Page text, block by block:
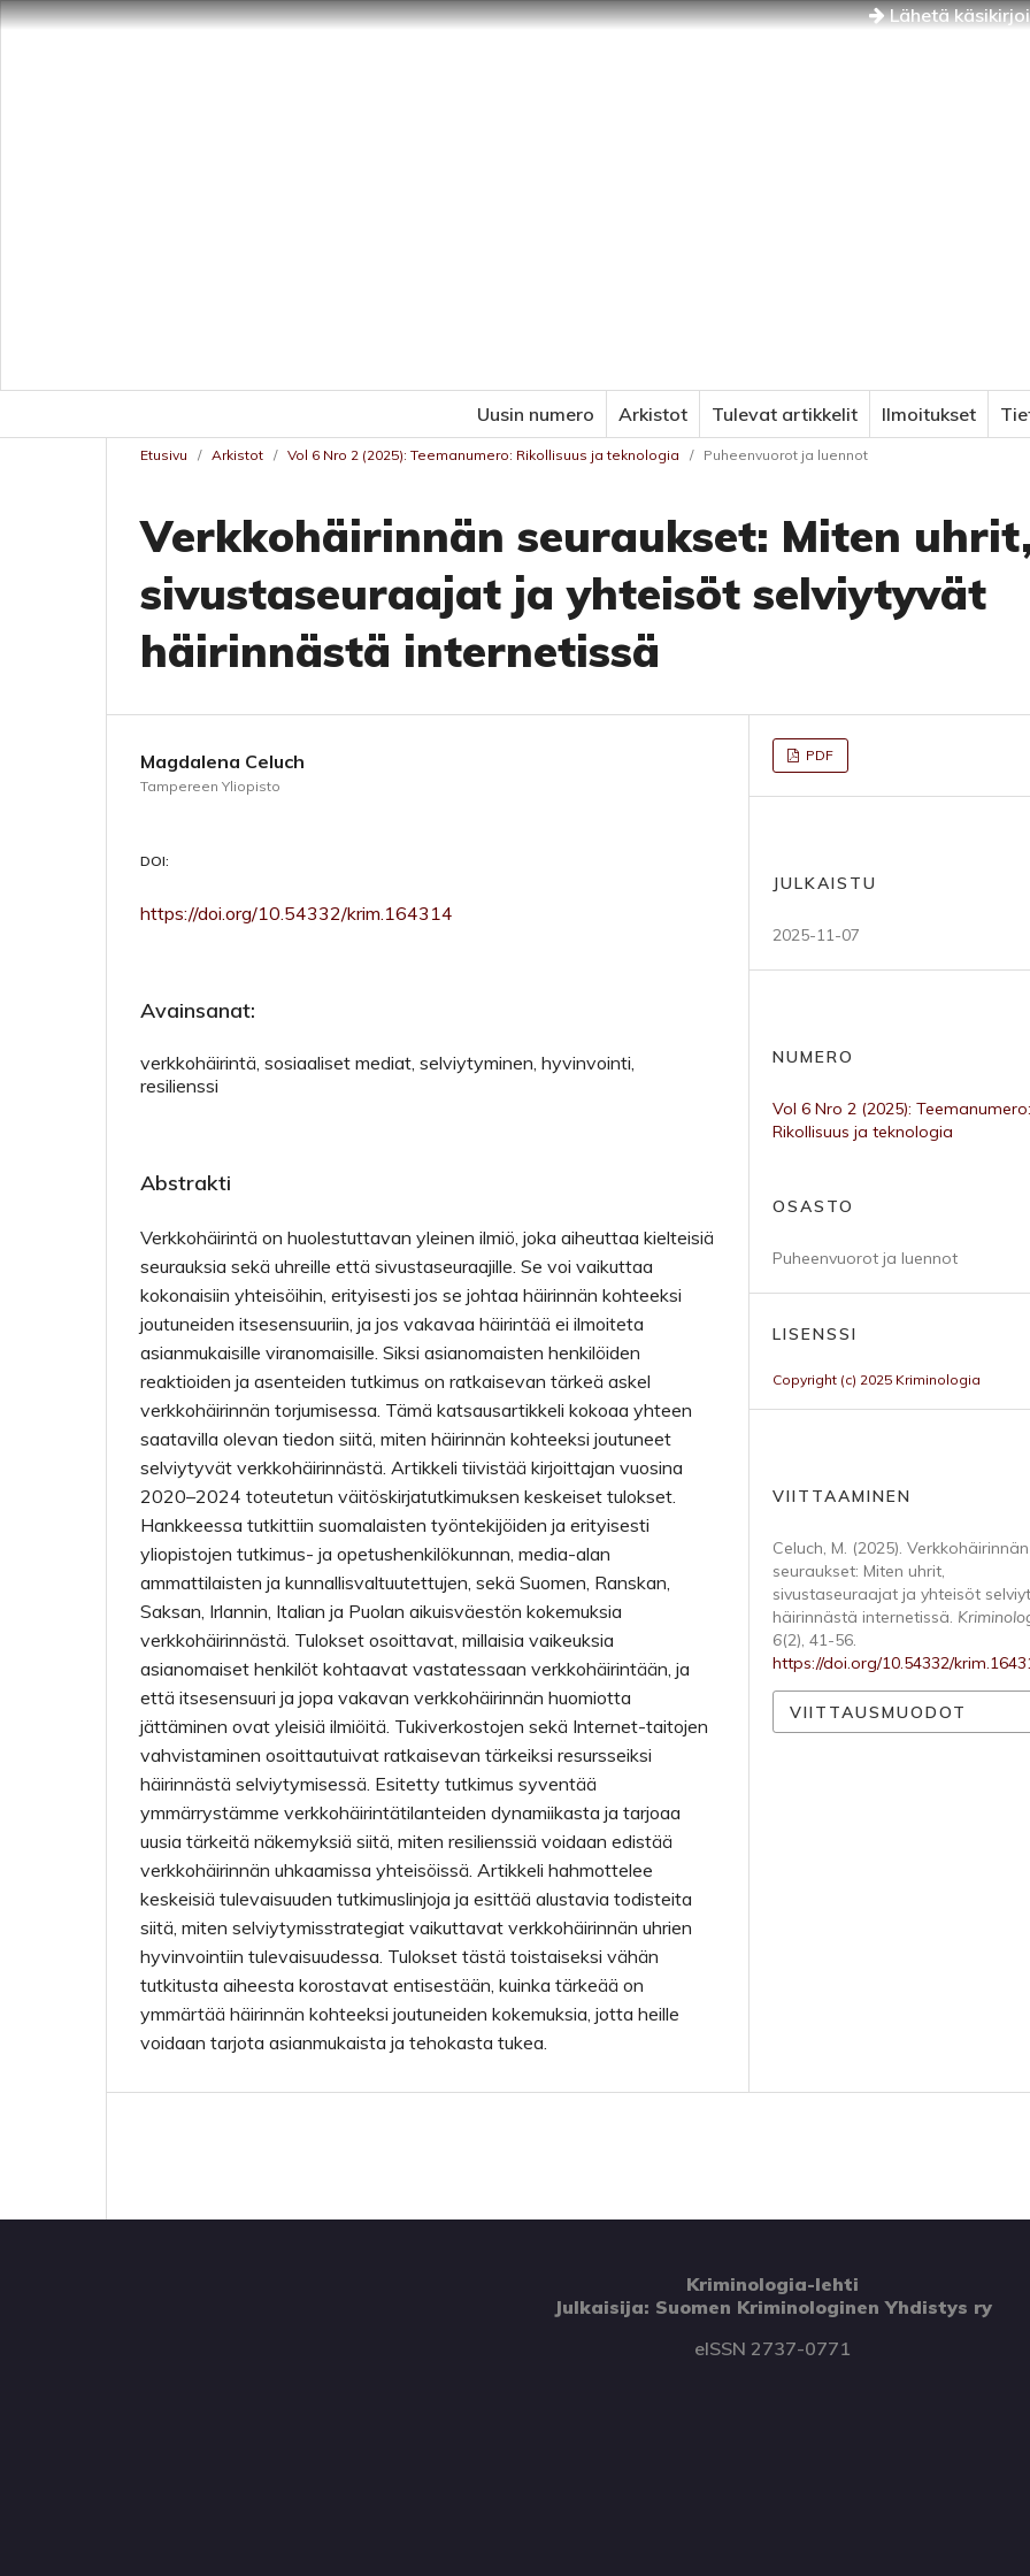
Lähetä
Uusin numero Arkistot Tulevat artikkelit Ilmoitukset
Etusivu / Arkistot / Vol 6 Nro 2 (2025): Teemanumero: Rikollisuus ja teknologia / Puheenvuorot ja luennot
Verkkohäirinnän seuraukset: Miten
sivustaseuraajat ja yhteisöt selviytyvät
häirinnästä internetissä
Magdalena Celuch
Tampereen Yliopisto
DOI:
https://doi.org/10.54332/krim.164314
Avainsanat:
verkkohäirintä, sosiaaliset mediat, selviytyminen, hyvinvointi,
resilienssi
Abstrakti
Verkkohäirintä on huolestuttavan yleinen ilmiö, joka aiheuttaa kielteisiä
seurauksia sekä uhreille että sivustaseuraajille. Se voi vaikuttaa
kokonaisiin yhteisöihin, erityisesti jos se johtaa häirinnän kohteeksi
joutuneiden itsesensuuriin, ja jos vakavaa häirintää ei ilmoiteta
asianmukaisille viranomaisille. Siksi asianomaisten henkilöiden
reaktioiden ja asenteiden tutkimus on ratkaisevan tärkeä askel
verkkohäirinnän torjumisessa. Tämä katsausartikkeli kokoaa yhteen
saatavilla olevan tiedon siitä, miten häirinnän kohteeksi joutuneet
selviytyvät verkkohäirinnästä. Artikkeli tiivistää kirjoittajan vuosina
2020–2024 toteutetun väitöskirjatutkimuksen keskeiset tulokset.
Hankkeessa tutkittiin suomalaisten työntekijöiden ja erityisesti
yliopistojen tutkimus- ja opetushenkilökunnan, media-alan
ammattilaisten ja kunnallisvaltuutettujen, sekä Suomen, Ranskan,
Saksan, Irlannin, Italian ja Puolan aikuisväestön kokemuksia
verkkohäirinnästä. Tulokset osoittavat, millaisia vaikeuksia
asianomaiset henkilöt kohtaavat vastatessaan verkkohäirintään, ja
että itsesensuuri ja jopa vakavan verkkohäirinnän huomiotta
jättäminen ovat yleisiä ilmiöitä. Tukiverkostojen sekä Internet-taitojen
vahvistaminen osoittautuivat ratkaisevan tärkeiksi resursseiksi
häirinnästä selviytymisessä. Esitetty tutkimus syventää
ymmärrystämme verkkohäirintätilanteiden dynamiikasta ja tarjoaa
uusia tärkeitä näkemyksiä siitä, miten resilienssiä voidaan edistää
verkkohäirinnän uhkaamissa yhteisöissä. Artikkeli hahmottelee
keskeisiä tulevaisuuden tutkimuslinjoja ja esittää alustavia todisteita
siitä, miten selviytymisstrategiat vaikuttavat verkkohäirinnän uhrien
hyvinvointiin tulevaisuudessa. Tulokset tästä toistaiseksi vähän
tutkitusta aiheesta korostavat entisestään, kuinka tärkeää on
ymmärtää häirinnän kohteeksi joutuneiden kokemuksia, jotta heille
voidaan tarjota asianmukaista ja tehokasta tukea.
PDF
JULKAISTU
2025-11-07
NUMERO
Vol 6 Nro 2 (2025): Teemanumero:
Rikollisuus ja teknologia
OSASTO
Puheenvuorot ja luennot
LISENSSI
Copyright (c) 2025 Kriminologia
VIITTAAMINEN
Celuch, M. (2025). Verkkohäirinnän
seuraukset: Miten uhrit,
sivustaseuraajat ja yhteisöt
häirinnästä internetissä.
6(2), 41-56.
https://doi.org/10.54332/
VIITTAUSMUODOT
Kriminologia-lehti
Julkaisija: Suomen Kriminologinen Yhdistys ry
eISSN 2737-0771